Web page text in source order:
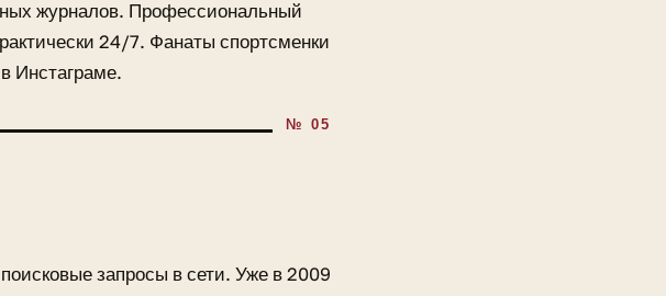
журналов. Профессиональный
24/7. Фанаты спортсменки
Инстаграме.
запросы в сети. Уже в 2009